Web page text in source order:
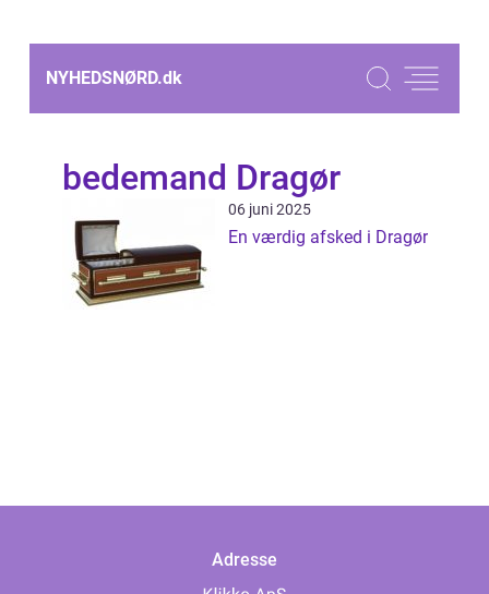
NYHEDSNØRD.dk
bedemand Dragør
06 juni 2025
En værdig afsked i Dragør
Adresse